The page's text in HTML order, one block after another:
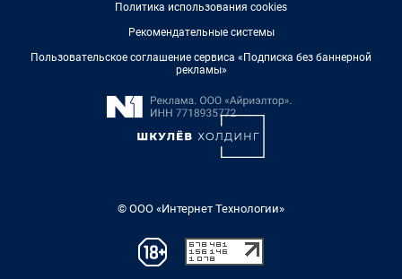
Политика использования cookies
Рекомендательные системы
Пользовательское соглашение сервиса «Подписка без баннерной
рекламы»
© ООО «Интернет Технологии»